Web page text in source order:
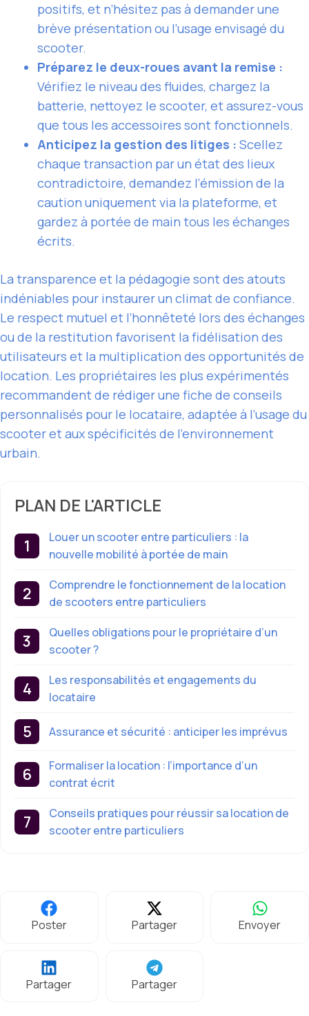
positifs, et n’hésitez pas à demander une
brève présentation ou l’usage envisagé du
scooter.
Préparez le deux-roues avant la remise :
Vérifiez le niveau des fluides, chargez la
batterie, nettoyez le scooter, et assurez-vous
que tous les accessoires sont fonctionnels.
Anticipez la gestion des litiges : Scellez
chaque transaction par un état des lieux
contradictoire, demandez l’émission de la
caution uniquement via la plateforme, et
gardez à portée de main tous les échanges
écrits.
La transparence et la pédagogie sont des atouts
indéniables pour instaurer un climat de confiance.
Le respect mutuel et l’honnêteté lors des échanges
ou de la restitution favorisent la fidélisation des
utilisateurs et la multiplication des opportunités de
location. Les propriétaires les plus expérimentés
recommandent de rédiger une fiche de conseils
personnalisés pour le locataire, adaptée à l’usage du
scooter et aux spécificités de l’environnement
urbain.
PLAN DE L'ARTICLE
Louer un scooter entre particuliers : la
nouvelle mobilité à portée de main
Comprendre le fonctionnement de la location
de scooters entre particuliers
Quelles obligations pour le propriétaire d’un
scooter ?
Les responsabilités et engagements du
locataire
Assurance et sécurité : anticiper les imprévus
Formaliser la location : l’importance d’un
contrat écrit
Conseils pratiques pour réussir sa location de
scooter entre particuliers
Poster Partager Envoyer
Partager Partager